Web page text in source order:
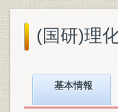
(国研)理
基本情報